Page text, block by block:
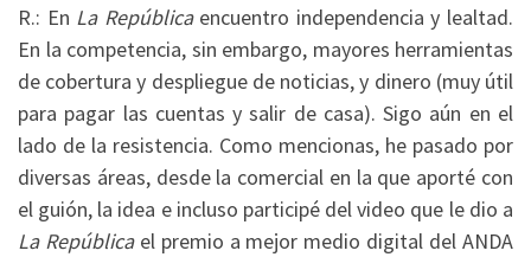
R.: En La Repúblicaencuentro independencia y lealtad.
En la competencia, sin embargo, mayores herramientas
de cobertura y despliegue de noticias, y dinero (muy útil
para pagar las cuentas y salir de casa). Sigo aún en el
lado de la resistencia. Como mencionas, he pasado por
diversas áreas, desde la comercial en la que aporté con
el guión, la idea e incluso participé del video que le dio a
La Repúblicael premio a mejor medio digital del ANDA